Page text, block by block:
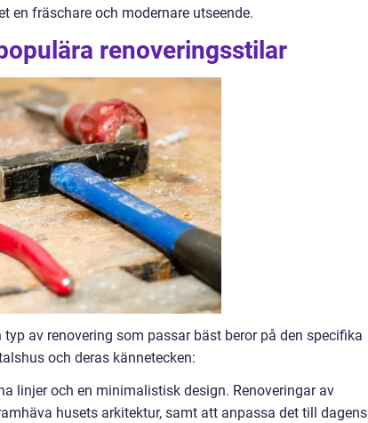
en fräschare och modernare utseende.
renoveringsstilar
av renovering som passar bäst beror på den specifika
och deras kännetecken:
linjer och en minimalistisk design. Renoveringar av
husets arkitektur, samt att anpassa det till dagens